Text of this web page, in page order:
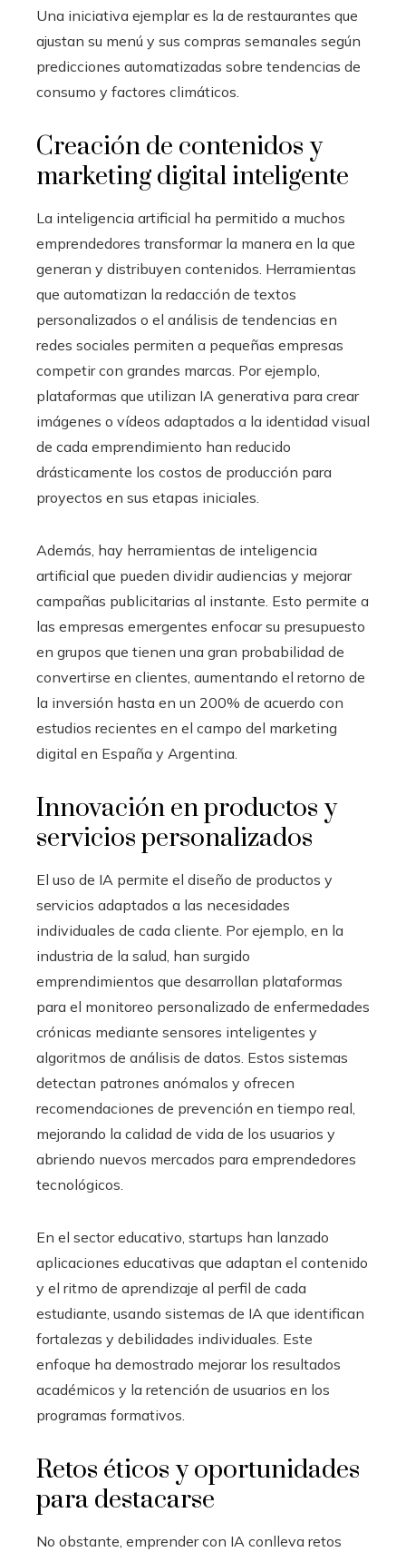
Una iniciativa ejemplar es la de restaurantes que
ajustan su menú y sus compras semanales según
predicciones automatizadas sobre tendencias de
consumo y factores climáticos.
Creación de contenidos y
marketing digital inteligente
La inteligencia artificial ha permitido a muchos
emprendedores transformar la manera en la que
generan y distribuyen contenidos. Herramientas
que automatizan la redacción de textos
personalizados o el análisis de tendencias en
redes sociales permiten a pequeñas empresas
competir con grandes marcas. Por ejemplo,
plataformas que utilizan IA generativa para crear
imágenes o vídeos adaptados a la identidad visual
de cada emprendimiento han reducido
drásticamente los costos de producción para
proyectos en sus etapas iniciales.
Además, hay herramientas de inteligencia
artificial que pueden dividir audiencias y mejorar
campañas publicitarias al instante. Esto permite a
las empresas emergentes enfocar su presupuesto
en grupos que tienen una gran probabilidad de
convertirse en clientes, aumentando el retorno de
la inversión hasta en un 200% de acuerdo con
estudios recientes en el campo del marketing
digital en España y Argentina.
Innovación en productos y
servicios personalizados
El uso de IA permite el diseño de productos y
servicios adaptados a las necesidades
individuales de cada cliente. Por ejemplo, en la
industria de la salud, han surgido
emprendimientos que desarrollan plataformas
para el monitoreo personalizado de enfermedades
crónicas mediante sensores inteligentes y
algoritmos de análisis de datos. Estos sistemas
detectan patrones anómalos y ofrecen
recomendaciones de prevención en tiempo real,
mejorando la calidad de vida de los usuarios y
abriendo nuevos mercados para emprendedores
tecnológicos.
En el sector educativo, startups han lanzado
aplicaciones educativas que adaptan el contenido
y el ritmo de aprendizaje al perfil de cada
estudiante, usando sistemas de IA que identifican
fortalezas y debilidades individuales. Este
enfoque ha demostrado mejorar los resultados
académicos y la retención de usuarios en los
programas formativos.
Retos éticos y oportunidades
para destacarse
No obstante, emprender con IA conlleva retos